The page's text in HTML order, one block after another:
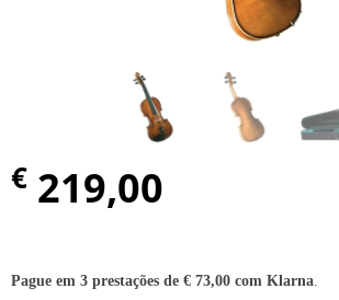
€ 219,00
Pague em 3 prestações de € 73,00 com Klarna.